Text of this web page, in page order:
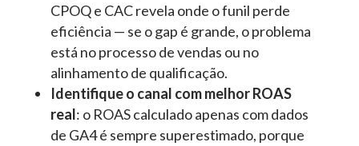
CPOQ e CAC revela onde o funil perde
eficiência — se o gap é grande, o problema
está no processo de vendas ou no
alinhamento de qualificação.
Identifique o canal com melhor ROAS
real: o ROAS calculado apenas com dados
de GA4 é sempre superestimado, porque